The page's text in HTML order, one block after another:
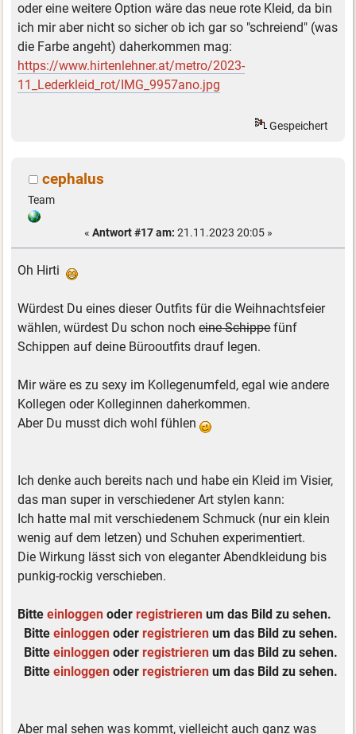
oder eine weitere Option wäre das neue rote Kleid, da bin
ich mir aber nicht so sicher ob ich gar so "schreiend" (was
die Farbe angeht) daherkommen mag:
https://www.hirtenlehner.at/metro/2023-
11_Lederkleid_rot/IMG_9957ano.jpg
Gespeichert
cephalus
Team
« Antwort #17 am: 21.11.2023 20:05 »
Oh Hirti
Würdest Du eines dieser Outfits für die Weihnachtsfeier
wählen, würdest Du schon nocheine Schippefünf
Schippen auf deine Bürooutfits drauf legen.
Mir wäre es zu sexy im Kollegenumfeld, egal wie andere
Kollegen oder Kolleginnen daherkommen.
Aber Du musst dich wohl fühlen
Ich denke auch bereits nach und habe ein Kleid im Visier,
das man super in verschiedener Art stylen kann:
Ich hatte mal mit verschiedenem Schmuck (nur ein klein
wenig auf dem letzen) und Schuhen experimentiert.
Die Wirkung lässt sich von eleganter Abendkleidung bis
punkig-rockig verschieben.
Bitteeinloggen oderregistrieren um das Bild zu sehen.
Bitteeinloggen oderregistrieren um das Bild zu sehen.
Bitteeinloggen oderregistrieren um das Bild zu sehen.
Bitteeinloggen oderregistrieren um das Bild zu sehen.
Aber mal sehen was kommt, vielleicht auch ganz was